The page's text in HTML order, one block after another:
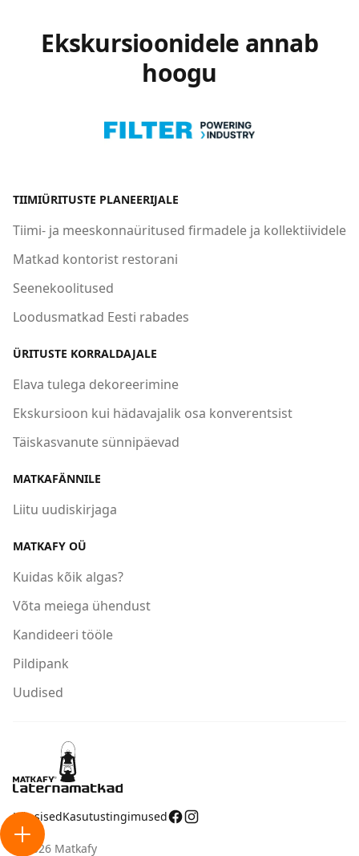
Ekskursioonidele annab
hoogu
TIIMIÜRITUSTE PLANEERIJALE
Tiimi- ja meeskonnaüritused firmadele ja kollektiividele
Matkad kontorist restorani
Seenekoolitused
Loodusmatkad Eesti rabades
ÜRITUSTE KORRALDAJALE
Elava tulega dekoreerimine
Ekskursioon kui hädavajalik osa konverentsist
Täiskasvanute sünnipäevad
MATKAFÄNNILE
Liitu uudiskirjaga
MATKAFY OÜ
Kuidas kõik algas?
Võta meiega ühendust
Kandideeri tööle
Pildipank
Uudised
KüpsisedKasutustingimused
© 2026 Matkafy
Ava tegevuste menüü